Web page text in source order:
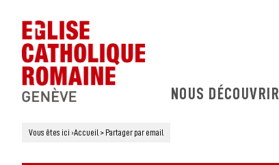
NOUS DÉCOUVRIR
Vous êtes ici ›Accueil > Partager par email